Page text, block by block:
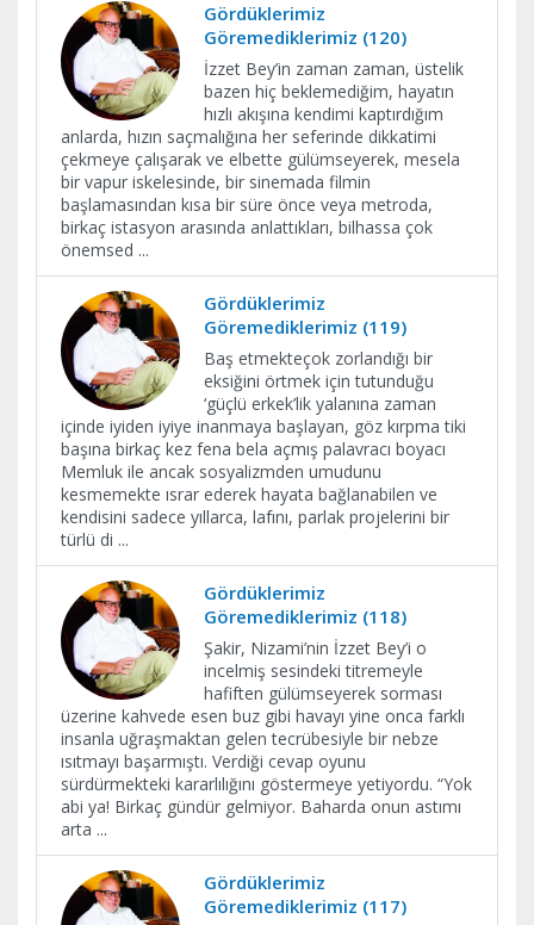
Gördüklerimiz
Göremediklerimiz (120)
İzzet Bey’in zaman zaman, üstelik
bazen hiç beklemediğim, hayatın
hızlı akışına kendimi kaptırdığım
anlarda, hızın saçmalığına her seferinde dikkatimi
çekmeye çalışarak ve elbette gülümseyerek, mesela
bir vapur iskelesinde, bir sinemada filmin
başlamasından kısa bir süre önce veya metroda,
birkaç istasyon arasında anlattıkları, bilhassa çok
önemsed ...
Gördüklerimiz
Göremediklerimiz (119)
Baş etmekteçok zorlandığı bir
eksiğini örtmek için tutunduğu
‘güçlü erkek’lik yalanına zaman
içinde iyiden iyiye inanmaya başlayan, göz kırpma tiki
başına birkaç kez fena bela açmış palavracı boyacı
Memluk ile ancak sosyalizmden umudunu
kesmemekte ısrar ederek hayata bağlanabilen ve
kendisini sadece yıllarca, lafını, parlak projelerini bir
türlü di ...
Gördüklerimiz
Göremediklerimiz (118)
Şakir, Nizami’nin İzzet Bey’i o
incelmiş sesindeki titremeyle
hafiften gülümseyerek sorması
üzerine kahvede esen buz gibi havayı yine onca farklı
insanla uğraşmaktan gelen tecrübesiyle bir nebze
ısıtmayı başarmıştı. Verdiği cevap oyunu
sürdürmekteki kararlılığını göstermeye yetiyordu. “Yok
abi ya! Birkaç gündür gelmiyor. Baharda onun astımı
arta ...
Gördüklerimiz
Göremediklerimiz (117)